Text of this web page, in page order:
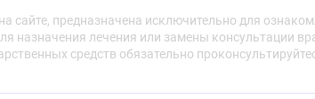
показан к применению для лечения
от 18 лет и старше, артериальное
одновременным применением
сайте, предназначена исключительно для
назначения лечения или замены консультации
средств обязательно